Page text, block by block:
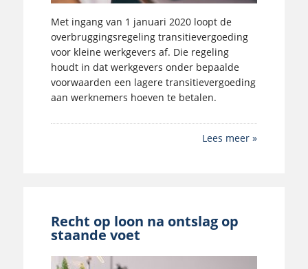
Met ingang van 1 januari 2020 loopt de
overbruggingsregeling transitievergoeding
voor kleine werkgevers af. Die regeling
houdt in dat werkgevers onder bepaalde
voorwaarden een lagere transitievergoeding
aan werknemers hoeven te betalen.
Lees meer »
Recht op loon na ontslag op
staande voet